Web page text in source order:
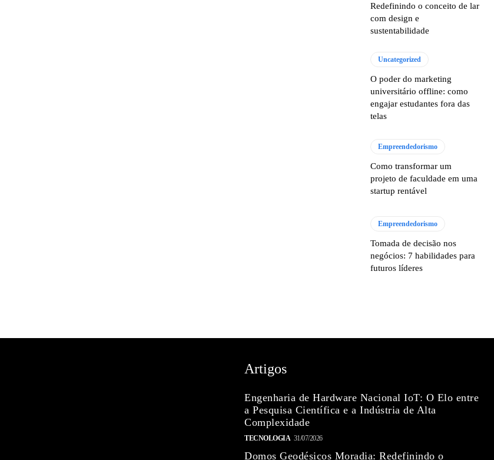
Redefinindo o conceito de lar
com design e
sustentabilidade
Uncategorized
O poder do marketing
universitário offline: como
engajar estudantes fora das
telas
Empreendedorismo
Como transformar um
projeto de faculdade em uma
startup rentável
Empreendedorismo
Tomada de decisão nos
negócios: 7 habilidades para
futuros líderes
Artigos
Engenharia de Hardware Nacional IoT: O Elo entre
a Pesquisa Científica e a Indústria de Alta
Complexidade
TECNOLOGIA 31/07/2026
Domos Geodésicos Moradia: Redefinindo o